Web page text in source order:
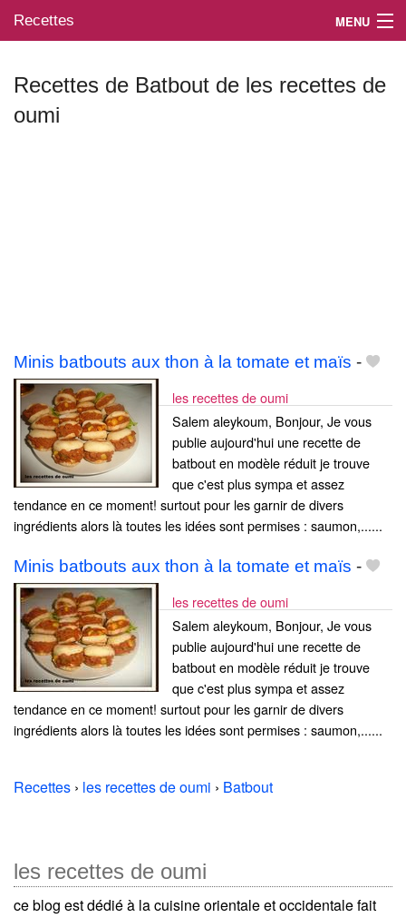
Recettes MENU
Mes blogs préférés
Recettes de Batbout de les recettes de
oumi
Minis batbouts aux thon à la tomate et maïs -
les recettes de oumi
Salem aleykoum, Bonjour, Je vous
publie aujourd'hui une recette de
batbout en modèle réduit je trouve
que c'est plus sympa et assez
tendance en ce moment! surtout pour les garnir de divers
ingrédients alors là toutes les idées sont permises : saumon,......
Minis batbouts aux thon à la tomate et maïs -
les recettes de oumi
Salem aleykoum, Bonjour, Je vous
publie aujourd'hui une recette de
batbout en modèle réduit je trouve
que c'est plus sympa et assez
tendance en ce moment! surtout pour les garnir de divers
ingrédients alors là toutes les idées sont permises : saumon,......
Recettes › les recettes de oumi › Batbout
les recettes de oumi
ce blog est dédié à la cuisine orientale et occidentale fait